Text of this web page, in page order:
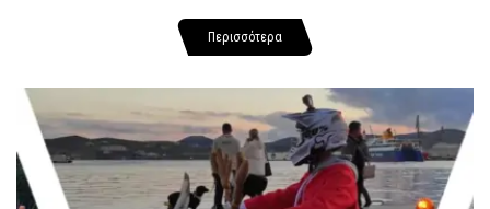
Περισσότερα